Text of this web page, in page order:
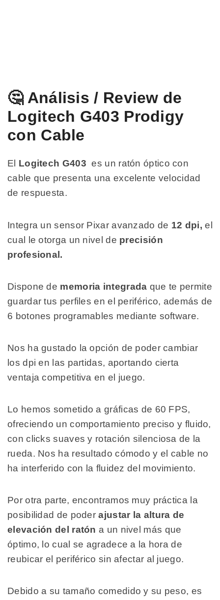
🤔 Análisis / Review de
Logitech G403 Prodigy
con Cable
El Logitech G403 es un ratón óptico con
cable que presenta una excelente velocidad
de respuesta.
Integra un sensor Pixar avanzado de 12 dpi, el
cual le otorga un nivel de precisión
profesional.
Dispone de memoria integrada que te permite
guardar tus perfiles en el periférico, además de
6 botones programables mediante software.
Nos ha gustado la opción de poder cambiar
los dpi en las partidas, aportando cierta
ventaja competitiva en el juego.
Lo hemos sometido a gráficas de 60 FPS,
ofreciendo un comportamiento preciso y fluido,
con clicks suaves y rotación silenciosa de la
rueda. Nos ha resultado cómodo y el cable no
ha interferido con la fluidez del movimiento.
Por otra parte, encontramos muy práctica la
posibilidad de poderajustar la altura de
elevación del ratón a un nivel más que
óptimo, lo cual se agradece a la hora de
reubicar el periférico sin afectar al juego.
Debido a su tamaño comedido y su peso, es